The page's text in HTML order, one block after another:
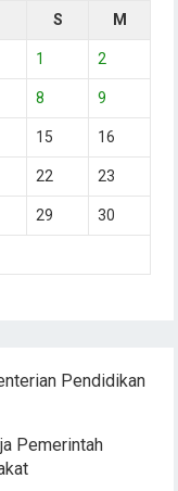
S M
1 2
8 9
15 16
22 23
29 30
Pendidikan
Pemerintah